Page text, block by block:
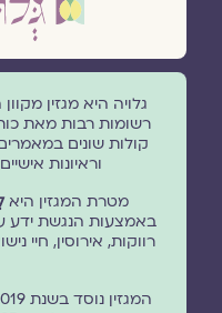
גלויה היא מגזין
רשומות רבות מאת
קולות שונים
וראיונות
מטרת המגזין היא
באמצעות הנגשת ידע
רווקות, אירוסין, חיי